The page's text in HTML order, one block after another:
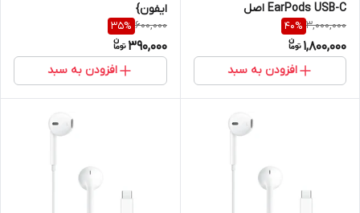
EarPods USB-C اصل
3,000,000
40%
1,800,000
افزودن به سبد
ایفون}
600,000
35%
390,000
افزودن به سبد